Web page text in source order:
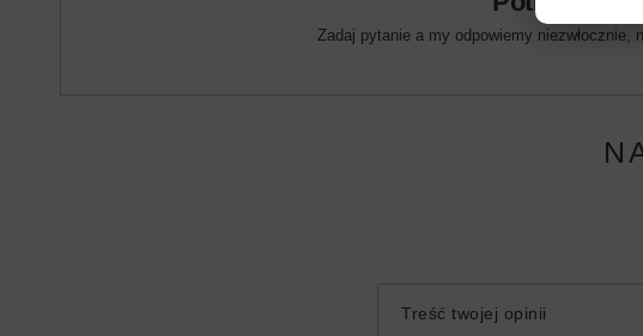
Zadaj pytanie a my odpowiemy
Treść twojej opinii